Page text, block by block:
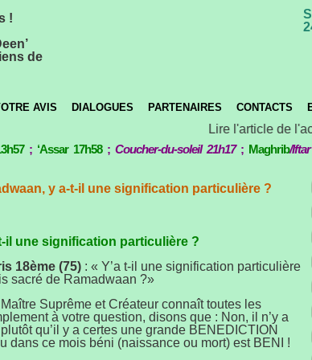
!
de
AVIS DIALOGUES PARTENAIRES CONTACTS
Lire l'article de
;‘Assar 17h58; Coucher-du-soleil 21h17; Maghrib/Iftar
y a-t-il une signification particulière ?
il une signification particulière ?
18ème (75) : « Y’a t-il une signification particulière
sacré de Ramadwaan ?»
Suprême et Créateur connaît toutes les
à votre question, disons que : Non, il n’y a
qu’il y a certes une grande BENEDICTION
dans ce mois béni (naissance ou mort) est BENI !